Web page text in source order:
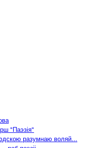
"Паэзія"
разумнаю воляй...